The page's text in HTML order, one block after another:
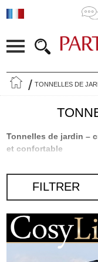
TONNELLES DE
Tonnelles de jardin –
et confortable
aménager un espace
vous souhaitiez créer
amis, ou simplement
jardin, une tonnelle de
de votre espace
FILTRER